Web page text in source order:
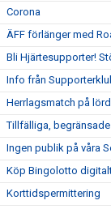
Corona
ÄFF förlänger med
Bli Hjärtesupporter!
Info från
Herrlagsmatch på
Tillfälliga,
Ingen publik på våra
Köp Bingolotto
Korttidspermittering